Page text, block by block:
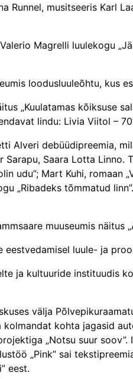
Runnel, musitseeris Karl
Magrelli luulekogu
loodusluuleõhtu, kus
„Kuulatamas kõiksuse
lindu: Livia Viitol –
Alveri debüüdipreemia,
Saara Lotta
udu”; Mart Kuhi, romaan
„Ribadeks tõmmatud
muuseumis näitus
luule- ja
ja kultuuride instituudis
välja
kolmandat kohta jagasid
„Notsu suur
„Pink” sai
eest.